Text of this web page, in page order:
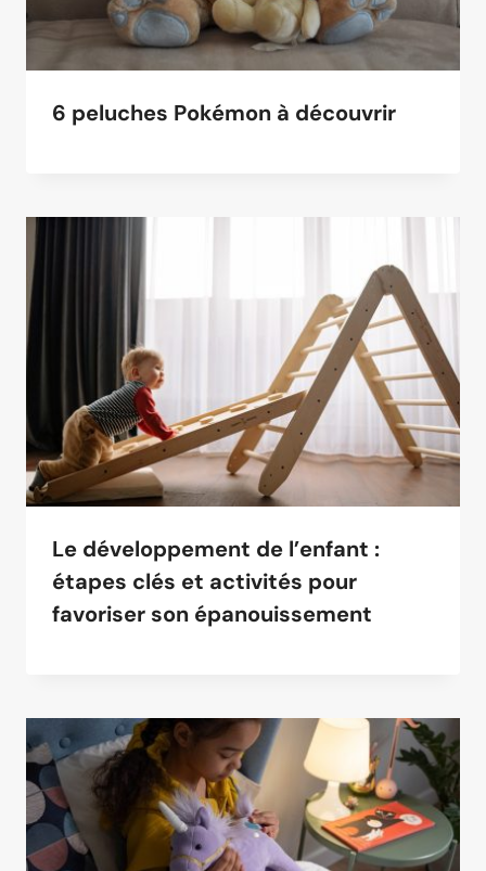
6 peluches Pokémon à découvrir
Le développement de l’enfant :
étapes clés et activités pour
favoriser son épanouissement